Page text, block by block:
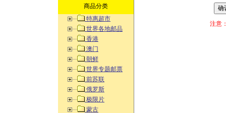
商品分类
特惠超市
世界各地邮品
香港
澳门
朝鲜
世界专题邮票
前苏联
俄罗斯
极限片
蒙古
注意